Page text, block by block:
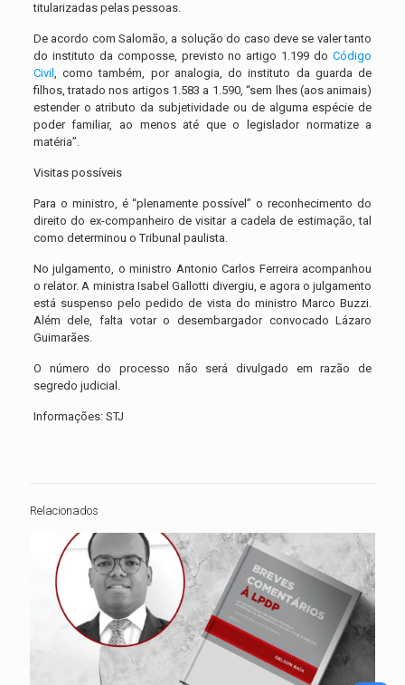
titularizadas pelas pessoas.
De acordo com Salomão, a solução do caso deve se valer tanto
do instituto da composse, previsto no artigo 1.199 doCódigo
Civil , como também, por analogia, do instituto da guarda de
filhos, tratado nos artigos 1.583 a 1.590, “sem lhes (aos animais)
estender o atributo da subjetividade ou de alguma espécie de
poder familiar, ao menos até que o legislador normatize a
matéria”.
Visitas possíveis
Para o ministro, é “plenamente possível” o reconhecimento do
direito do ex-companheiro de visitar a cadela de estimação, tal
como determinou o Tribunal paulista.
No julgamento, o ministro Antonio Carlos Ferreira acompanhou
o relator. A ministra Isabel Gallotti divergiu, e agora o julgamento
está suspenso pelo pedido de vista do ministro Marco Buzzi.
Além dele, falta votar o desembargador convocado Lázaro
Guimarães.
O número do processo não será divulgado em razão de
segredo judicial.
Informações: STJ
Relacionados